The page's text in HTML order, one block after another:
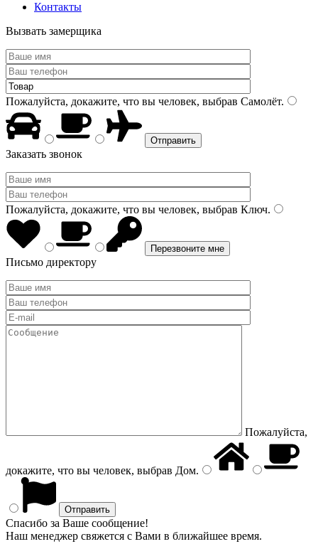
Контакты
Вызвать замерщика
Пожалуйста, докажите, что вы человек, выбрав Самолёт.
Заказать звонок
Пожалуйста, докажите, что вы человек, выбрав Ключ.
Письмо директору
Пожалуйста,
докажите, что вы человек, выбрав Дом.
Спасибо за Ваше сообщение!
Наш менеджер свяжется с Вами в ближайшее время.